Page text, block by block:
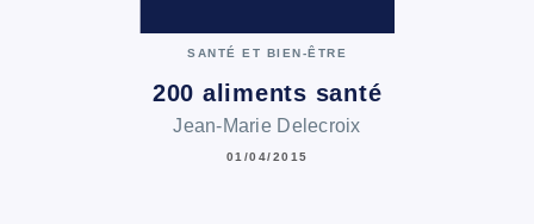
SANTÉ ET BIEN-ÊTRE
200 aliments santé
Jean-Marie Delecroix
01/04/2015